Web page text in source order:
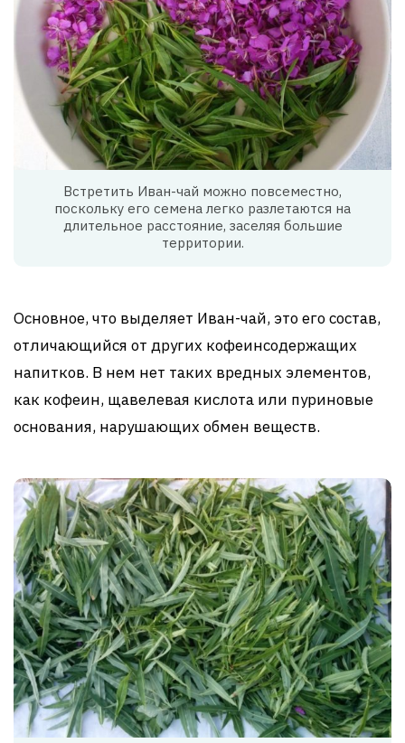
Встретить Иван-чай можно повсеместно,
поскольку его семена легко разлетаются на
длительное расстояние, заселяя большие
территории.
Основное, что выделяет Иван-чай, это его состав,
отличающийся от других кофеинсодержащих
напитков. В нем нет таких вредных элементов,
как кофеин, щавелевая кислота или пуриновые
основания, нарушающих обмен веществ.